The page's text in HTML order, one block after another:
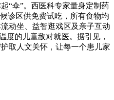
“伞”。西医科专家量身定制药
诊区供免费试吃，所有食物均
动坐、益智逛戏区及亲子互动
度的儿童敌对就医。据引见，
取人文关怀，让每一个患儿家